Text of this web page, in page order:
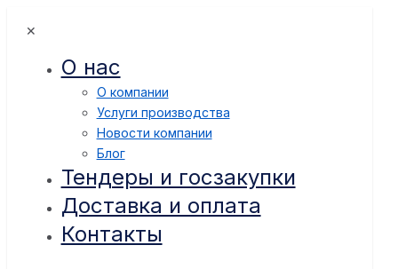
✕
О нас
О компании
Услуги производства
Новости компании
Блог
Тендеры и госзакупки
Доставка и оплата
Контакты